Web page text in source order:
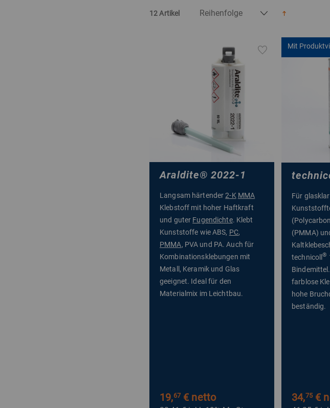
12 Artikel
Araldite® 2022-1
Langsam härtender2-K MMA
Klebstoff mit hoher Haftkraft
und guter Fugendichte. Klebt
Kunststoffe wie ABS, PC,
PMMA, PVA und PA. Auch für
Kombinationsklebungen mit
Metall, Keramik und Glas
geeignet. Ideal für den
Materialmix im Leichtbau.
19,67€ netto
Mit
Für
(PMMA)
technicoll®
farblose
hohe
beständig.
34,75€